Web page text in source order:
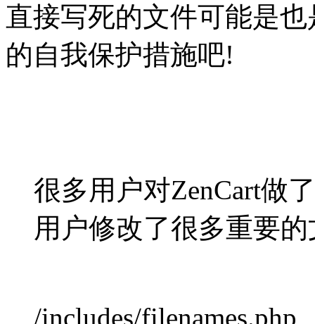
直接写死的文件可能是
的自我保护措施吧!
很多用户对ZenCart做
用户修改了很多重要
/includes/filenames.php